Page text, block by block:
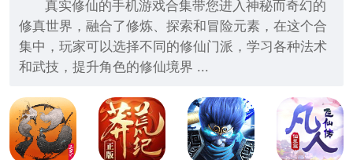
真实修仙的手机游戏合集带您进入神秘而奇幻的
修真世界，融合了修炼、探索和冒险元素，在这个合
集中，玩家可以选择不同的修仙门派，学习各种法术
和武技，提升角色的修仙境界 ...